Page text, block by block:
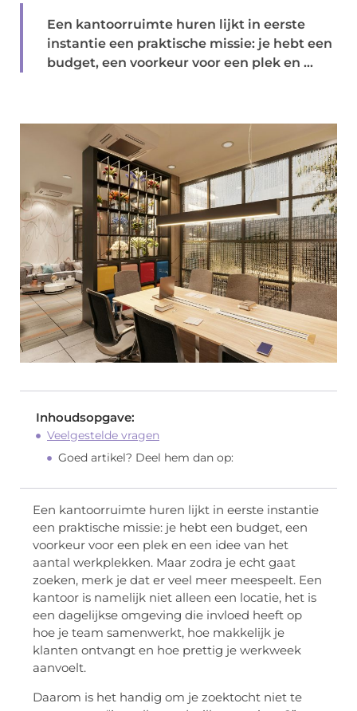
Een kantoorruimte huren lijkt in eerste
instantie een praktische missie: je hebt een
budget, een voorkeur voor een plek en ...
Inhoudsopgave:
Veelgestelde vragen
Goed artikel? Deel hem dan op:
Een kantoorruimte huren lijkt in eerste instantie
een praktische missie: je hebt een budget, een
voorkeur voor een plek en een idee van het
aantal werkplekken. Maar zodra je echt gaat
zoeken, merk je dat er veel meer meespeelt. Een
kantoor is namelijk niet alleen een locatie, het is
een dagelijkse omgeving die invloed heeft op
hoe je team samenwerkt, hoe makkelijk je
klanten ontvangt en hoe prettig je werkweek
aanvoelt.
Daarom is het handig om je zoektocht niet te